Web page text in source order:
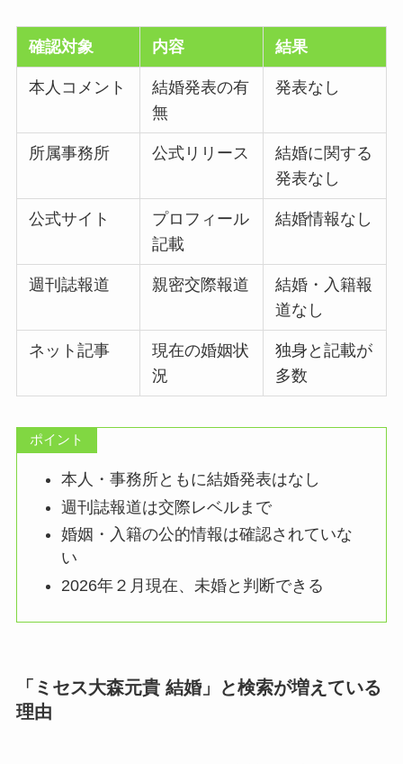
確認対象 内容 結果
本人コメント
結婚発表の有
無
発表なし
所属事務所 公式リリース
結婚に関する
発表なし
公式サイト
プロフィール
記載
結婚情報なし
週刊誌報道 親密交際報道
結婚・入籍報
道なし
ネット記事
現在の婚姻状
況
独身と記載が
多数
ポイント
本人・事務所ともに結婚発表はなし
週刊誌報道は交際レベルまで
婚姻・入籍の公的情報は確認されていな
い
2026年２月現在、未婚と判断できる
「ミセス大森元貴 結婚」と検索が増えている
理由